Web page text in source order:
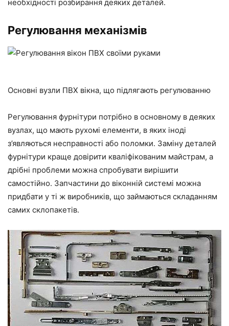
необхідності розбирання деяких деталей.
Регулювання механізмів
Основні вузли ПВХ вікна, що підлягають регулюванню
Регулювання фурнітури потрібно в основному в деяких
вузлах, що мають рухомі елементи, в яких іноді
з’являються несправності або поломки. Заміну деталей
фурнітури краще довірити кваліфікованим майстрам, а
дрібні проблеми можна спробувати вирішити
самостійно. Запчастини до віконній системі можна
придбати у ті ж виробників, що займаються складанням
самих склопакетів.